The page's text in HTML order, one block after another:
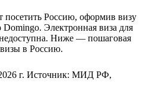
Россию, оформив визу
Domingo. Электронная виза для
Ниже — пошаговая
в Россию.
г. Источник: МИД РФ,